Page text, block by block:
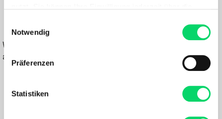
Trigger Symbol ändern oder widerrufen
Informationen über Ihre geografische Lage
können
bestimmten Merkmalen (Fingerprinting) identifizieren
Notwendig
Präferenzen
Statistiken
Wähle eine Variante aus, um die Verfügbarkeit in unseren Filialen
anzuzeigen